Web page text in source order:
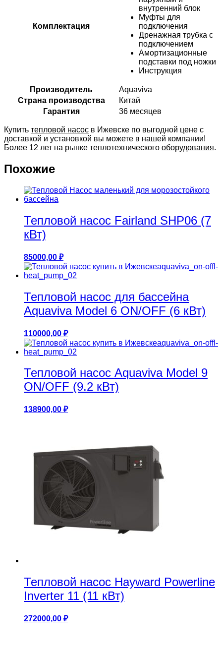
Комплектация
внутренний блок
Муфты для
подключения
Дренажная трубка с
подключением
Амортизационные
подставки под ножки
Инструкция
Производитель
Aquaviva
Страна производства
Китай
Гарантия
36 месяцев
Купить тепловой насос в Ижевске по выгодной цене с
доставкой и установкой вы можете в нашей компании!
Более 12 лет на рынке теплотехнического оборудования.
Похожие
Тепловой насос Fairland SHP06 (7
кВт)
85000,00 ₽
Тепловой насос для бассейна
Aquaviva Model 6 ON/OFF (6 кВт)
110000,00 ₽
Тепловой насос Aquaviva Model 9
ON/OFF (9.2 кВт)
138900,00 ₽
Тепловой насос Hayward Powerline
Inverter 11 (11 кВт)
272000,00 ₽